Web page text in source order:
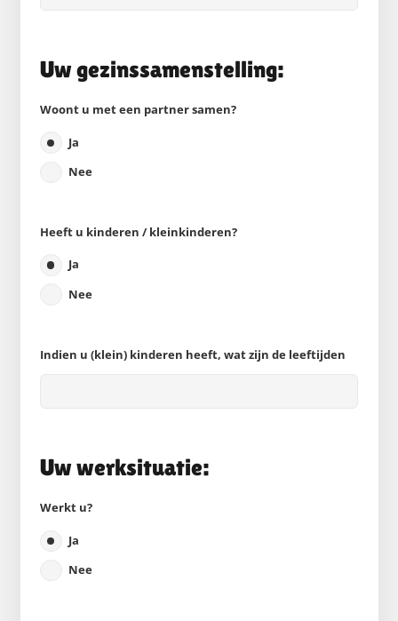
Uw gezinssamenstelling:
Woont u met een partner samen?
Ja
Nee
Heeft u kinderen / kleinkinderen?
Ja
Nee
Indien u (klein) kinderen heeft, wat zijn de leeftijden
Uw werksituatie:
Werkt u?
Ja
Nee